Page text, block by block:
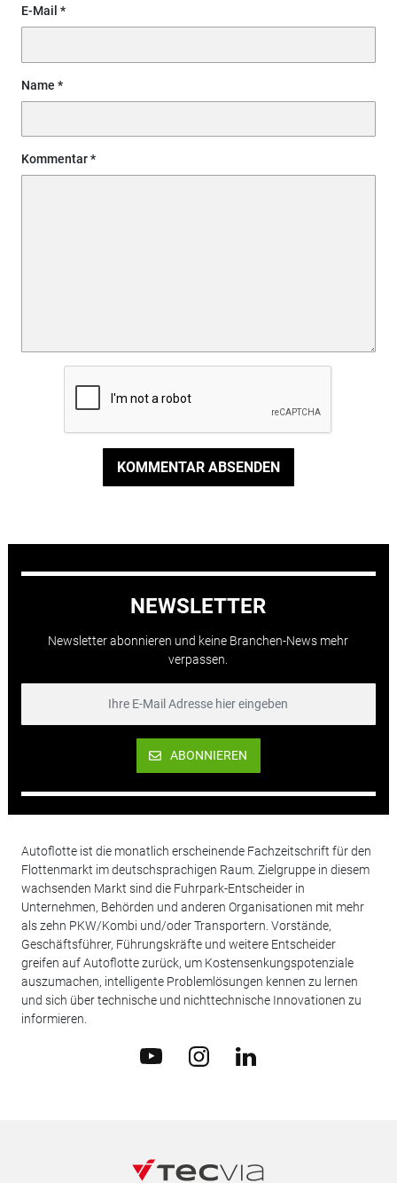
E-Mail
Name
Kommentar
KOMMENTAR ABSENDEN
NEWSLETTER
Newsletter abonnieren und keine Branchen-News mehr
verpassen.
ABONNIEREN
Autoflotte ist die monatlich erscheinende Fachzeitschrift für den
Flottenmarkt im deutschsprachigen Raum. Zielgruppe in diesem
wachsenden Markt sind die Fuhrpark-Entscheider in
Unternehmen, Behörden und anderen Organisationen mit mehr
als zehn PKW/Kombi und/oder Transportern. Vorstände,
Geschäftsführer, Führungskräfte und weitere Entscheider
greifen auf Autoflotte zurück, um Kostensenkungspotenziale
auszumachen, intelligente Problemlösungen kennen zu lernen
und sich über technische und nichttechnische Innovationen zu
informieren.